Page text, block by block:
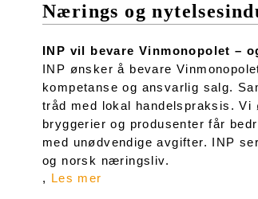
Nærings og
INP vil bevare Vinmonopolet –
INP ønsker å bevare
kompetanse og ansvarlig salg.
tråd med lokal handelspraksis.
bryggerier og produsenter får
med unødvendige avgifter. INP
og norsk næringsliv.
, Les mer